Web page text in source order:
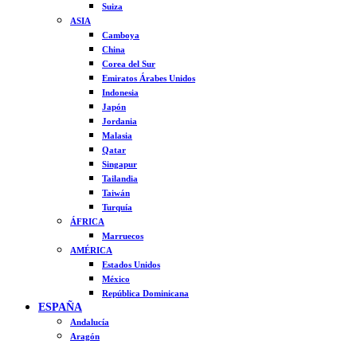
Suiza
ASIA
Camboya
China
Corea del Sur
Emiratos Árabes Unidos
Indonesia
Japón
Jordania
Malasia
Qatar
Singapur
Tailandia
Taiwán
Turquía
ÁFRICA
Marruecos
AMÉRICA
Estados Unidos
México
República Dominicana
ESPAÑA
Andalucía
Aragón